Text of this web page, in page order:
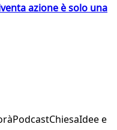
azione è solo una
PodcastChiesaIdee e